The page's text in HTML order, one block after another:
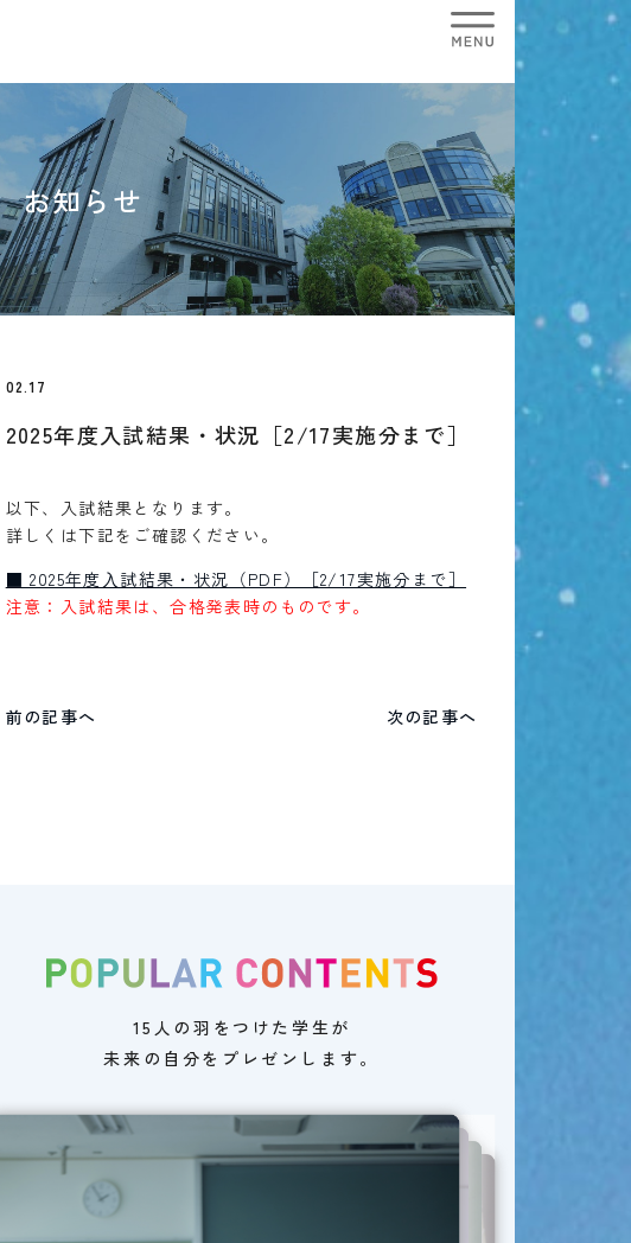
お知らせ
02.17
2025年度入試結果・状況［2/17実施分まで］
以下、入試結果となります。
詳しくは下記をご確認ください。
■ 2025年度⼊試結果・状況（PDF）［2/17実施分まで］
注意：入試結果は、合格発表時のものです。
前の記事へ 次の記事へ
15人の羽をつけた学生が
未来の自分をプレゼンします。